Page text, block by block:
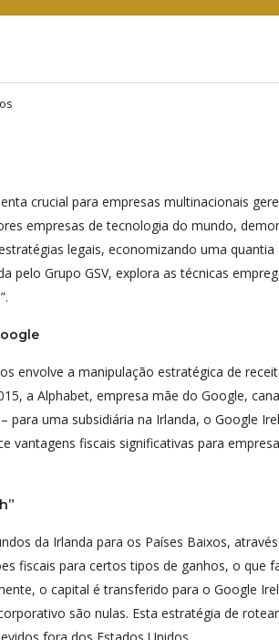
crucial para empresas multinacionais
empresas de tecnologia do mundo,
legais, economizando uma quantia
pelo Grupo GSV, explora as técnicas
envolve a manipulação estratégica de
a Alphabet, empresa mãe do Google,
para uma subsidiária na Irlanda, o Google
vantagens fiscais significativas para
da Irlanda para os Países Baixos,
fiscais para certos tipos de ganhos, o que
o capital é transferido para o Google
são nulas. Esta estratégia de